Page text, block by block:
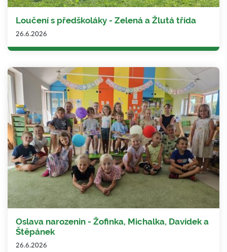
Loučení s předškoláky - Zelená a Žlutá třída
26.6.2026
Oslava narozenin - Žofinka, Michalka, Davídek a
Štěpánek
26.6.2026